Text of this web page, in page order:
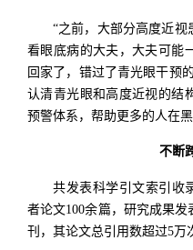
“之前，大部分高度近
看眼底病的大夫，大夫可能
回家了，错过了青光眼干预
认清青光眼和高度近视的结
预警体系，帮助更多的人在
不断
共发表科学引文索引收
者论文100余篇，研究成果
刊，其论文总引用数超过5万